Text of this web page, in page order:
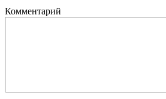
Комментарий